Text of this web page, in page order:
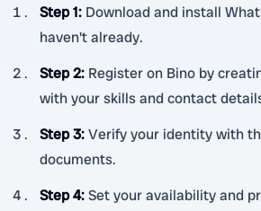
Step 1: Download and install
haven't already.
Step 2: Register on Bino by
with your skills and contact
Step 3:Verify your identity with
documents.
Step 4:Set your availability and